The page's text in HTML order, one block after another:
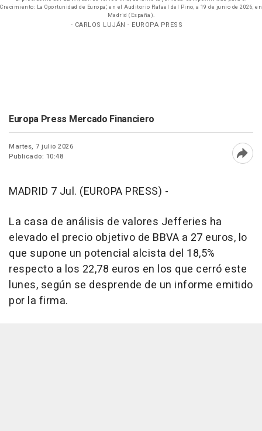
Crecimiento: La Oportunidad de Europa', en el Auditorio Rafael del Pino, a 19 de junio de 2026, en
Madrid (España).
- CARLOS LUJÁN - EUROPA PRESS
Europa Press Mercado Financiero
Martes, 7 julio 2026
Publicado: 10:48
MADRID 7 Jul. (EUROPA PRESS) -
La casa de análisis de valores Jefferies ha
elevado el precio objetivo de BBVA a 27 euros, lo
que supone un potencial alcista del 18,5%
respecto a los 22,78 euros en los que cerró este
lunes, según se desprende de un informe emitido
por la firma.